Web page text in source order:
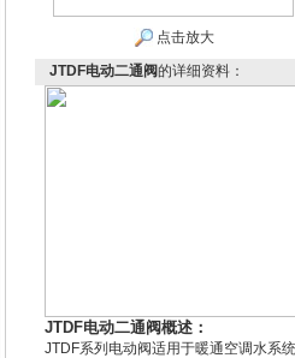
点击放大
JTDF电动二通阀的详细资料：
JTDF电动二通阀概述：
JTDF系列电动阀适用于暖通空调水系